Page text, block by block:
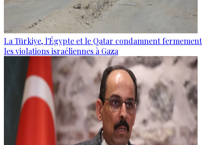
La Türkiye, l'Égypte et le Qatar condamnent fermement
les violations israéliennes à Gaza